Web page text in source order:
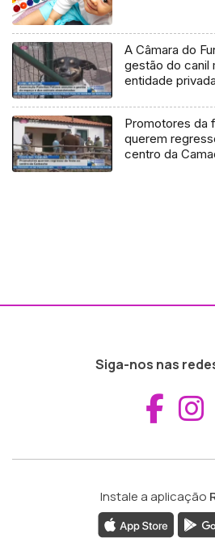
A Câmara do
gestão do canil
entidade
Promotores da
querem
centro da
Siga-nos nas
Instale a aplicação